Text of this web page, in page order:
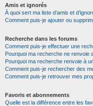
Amis et ignorés
À quoi sert ma liste d’amis et
Comment puis-je ajouter ou
Recherche dans les forums
Comment puis-je effectuer une
Pourquoi ma recherche ne renvoie
Pourquoi ma recherche renvoie à
Comment puis-je rechercher des
Comment puis-je retrouver mes
Favoris et abonnements
Quelle est la différence entre les